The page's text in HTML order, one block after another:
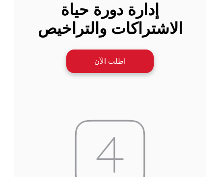
إدارة دورة حياة
الاشتراكات والتراخيص
اطلب الآن